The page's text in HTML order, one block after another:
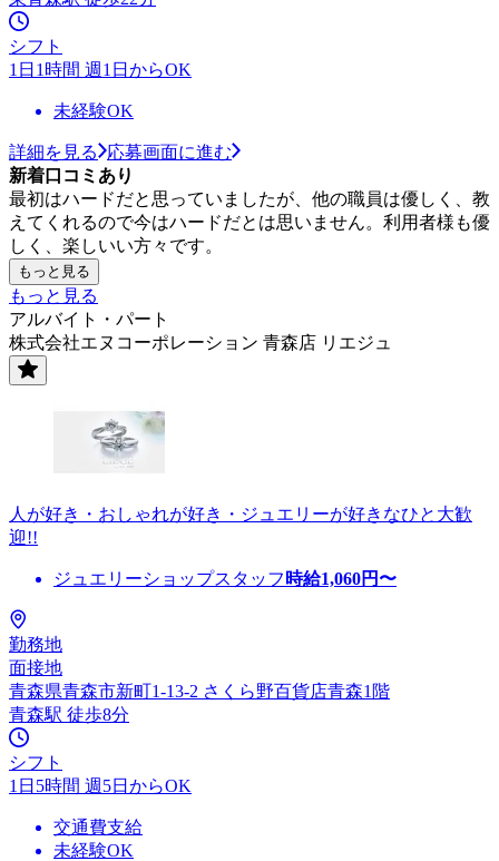
シフト
1日1時間 週1日からOK
未経験OK
詳細を見る
応募画面に進む
新着口コミあり
最初はハードだと思っていましたが、他の職員は優しく、教
えてくれるので今はハードだとは思いません。利用者様も優
しく、楽しいい方々です。
もっと見る
もっと見る
アルバイト・パート
株式会社エヌコーポレーション 青森店 リエジュ
人が好き・おしゃれが好き・ジュエリーが好きなひと大歓
迎!!
ジュエリーショップスタッフ 時給1,060円〜
勤務地
面接地
青森県青森市新町1-13-2 さくら野百貨店青森1階
青森駅 徒歩8分
シフト
1日5時間 週5日からOK
交通費支給
未経験OK